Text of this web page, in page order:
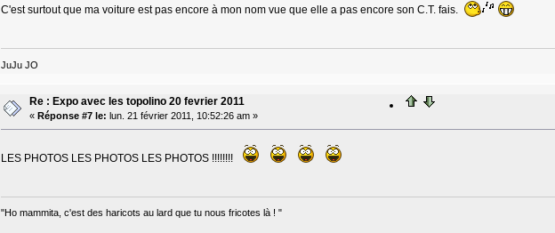
C'est surtout que ma voiture est pas encore à mon nom vue que elle a pas encore son C.T. fais.
JuJu JO
Re : Expo avec les topolino 20 fevrier 2011
« Réponse #7 le: lun. 21 février 2011, 10:52:26 am »
LES PHOTOS LES PHOTOS LES PHOTOS !!!!!!!!
"Ho mammita, c'est des haricots au lard que tu nous fricotes là ! "